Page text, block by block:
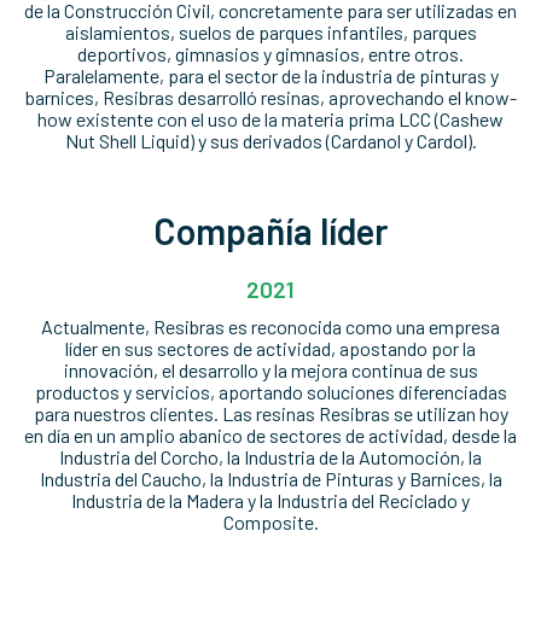
de la Construcción Civil, concretamente para ser utilizadas en
aislamientos, suelos de parques infantiles, parques
deportivos, gimnasios y gimnasios, entre otros.
Paralelamente, para el sector de la industria de pinturas y
barnices, Resibras desarrolló resinas, aprovechando el know-
how existente con el uso de la materia prima LCC (Cashew
Nut Shell Liquid) y sus derivados (Cardanol y Cardol).
Compañía líder
2021
Actualmente, Resibras es reconocida como una empresa
líder en sus sectores de actividad, apostando por la
innovación, el desarrollo y la mejora continua de sus
productos y servicios, aportando soluciones diferenciadas
para nuestros clientes. Las resinas Resibras se utilizan hoy
en día en un amplio abanico de sectores de actividad, desde la
Industria del Corcho, la Industria de la Automoción, la
Industria del Caucho, la Industria de Pinturas y Barnices, la
Industria de la Madera y la Industria del Reciclado y
Composite.